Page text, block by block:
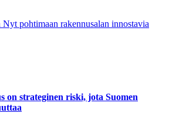
pohtimaan rakennusalan innostavia
on strateginen riski, jota Suomen